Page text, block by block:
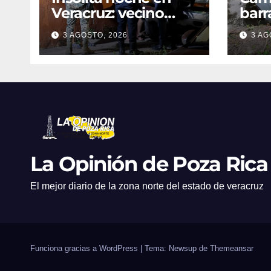
Veracruz: vecino
denuncia intento de
cateo tras viralizar
video captado por
3 AGOSTO, 2026
en
3
La Opinión de Poza Rica
El mejor diario de la zona norte del estado de veracruz
Funciona gracias a WordPress Tema: Newsup de Themeansar